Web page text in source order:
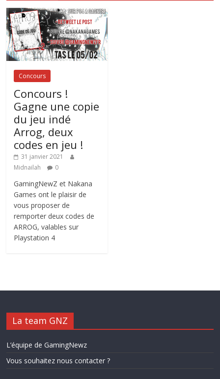
Concours
Concours !
Gagne une copie
du jeu indé
Arrog, deux
codes en jeu !
31 janvier 2021
Midnailah
0
GamingNewZ et Nakana
Games ont le plaisir de
vous proposer de
remporter deux codes de
ARROG, valables sur
Playstation 4
La team GNZ
L’équipe de GamingNewz
Vous souhaitez nous contacter ?